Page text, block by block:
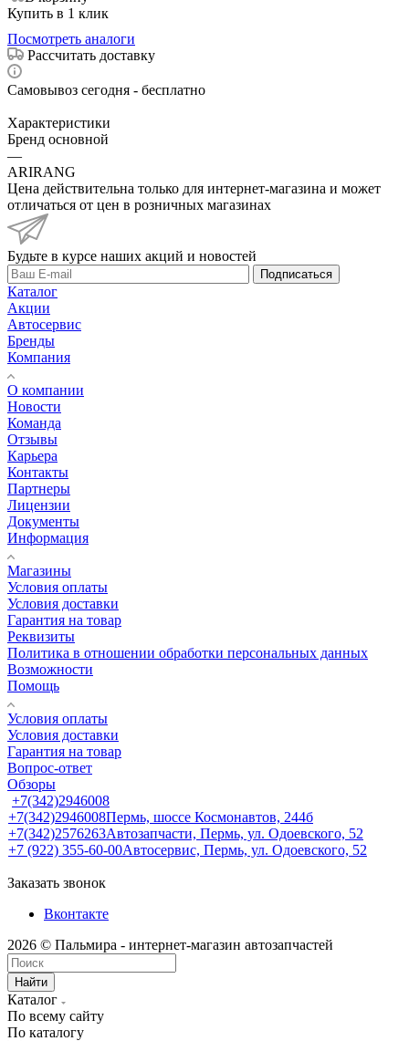
Купить в 1 клик
Посмотреть аналоги
Рассчитать доставку
Самовывоз сегодня - бесплатно
Характеристики
Бренд основной
—
ARIRANG
Цена действительна только для интернет-магазина и может
отличаться от цен в розничных магазинах
Будьте в курсе наших акций и новостей
Подписаться
Каталог
Акции
Автосервис
Бренды
Компания
О компании
Новости
Команда
Отзывы
Карьера
Контакты
Партнеры
Лицензии
Документы
Информация
Магазины
Условия оплаты
Условия доставки
Гарантия на товар
Реквизиты
Политика в отношении обработки персональных данных
Возможности
Помощь
Условия оплаты
Условия доставки
Гарантия на товар
Вопрос-ответ
Обзоры
+7(342)2946008
+7(342)2946008Пермь, шоссе Космонавтов, 244б
+7(342)2576263Автозапчасти, Пермь, ул. Одоевского, 52
+7 (922) 355-60-00Автосервис, Пермь, ул. Одоевского, 52
Заказать звонок
Вконтакте
2026 © Пальмира - интернет-магазин автозапчастей
Найти
Каталог
По всему сайту
По каталогу